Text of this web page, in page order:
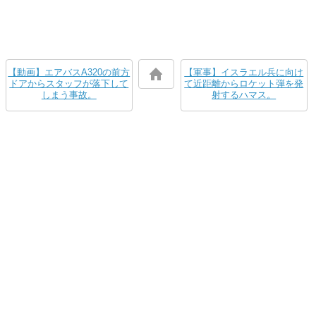
【動画】エアバスA320の前方
ドアからスタッフが落下して
しまう事故。
【軍事】イスラエル兵に向け
て近距離からロケット弾を発
射するハマス。